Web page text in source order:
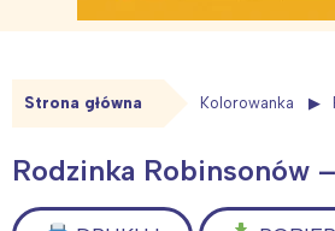
Strona główna Kolorowanka
Rodzinka Robinsonów